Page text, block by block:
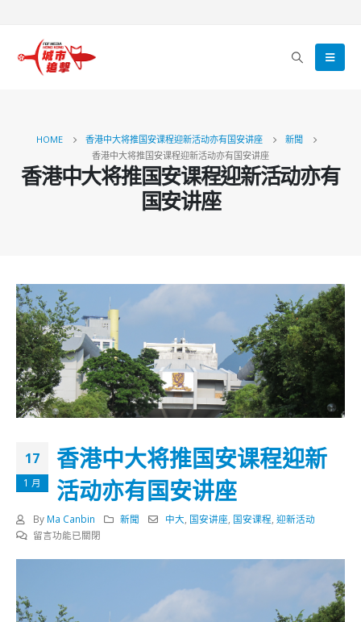
HOME 香港中大将推国安课程迎新活动亦有国安讲座
新聞
香港中大将推国安课程迎新活动亦有国安讲座
香港中大将推国安课程迎新活动亦有
国安讲座
17
1 月
香港中大将推国安课程迎新
活动亦有国安讲座
By Ma Canbin 新聞 中大 国安讲座 国安课程 ,迎新活动
在
将
留言功能已關閉